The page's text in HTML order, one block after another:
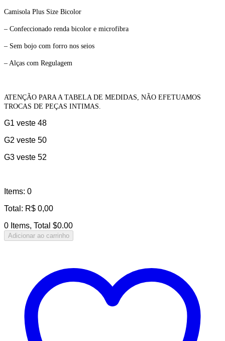
Camisola Plus Size Bicolor
– Confeccionado renda bicolor e microfibra
– Sem bojo com forro nos seios
– Alças com Regulagem
ATENÇÃO PARA A TABELA DE MEDIDAS, NÃO EFETUAMOS
TROCAS DE PEÇAS INTIMAS.
G1 veste 48
G2 veste 50
G3 veste 52
Items: 0
Total : R$ 0,00
0 Items, Total $0.00
Adicionar ao carrinho